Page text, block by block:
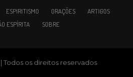
ESPIRITISMO ORAÇÕES
ARTIGOS
ESPÍRITA
SOBRE
Todos os direitos reservados